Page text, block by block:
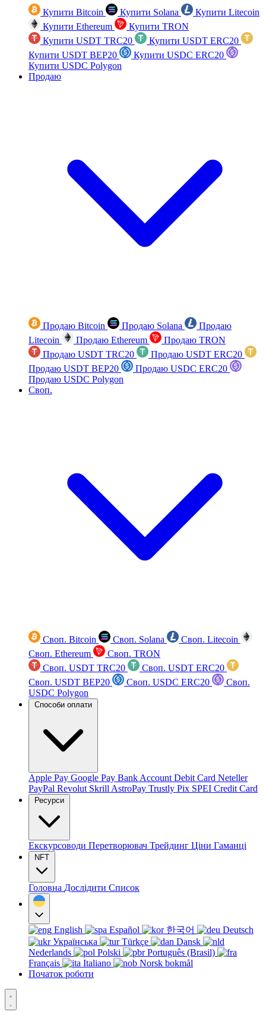
Купити Bitcoin Купити Solana
Купити Litecoin
Купити Ethereum
Купити TRON
Купити USDT TRC20
Купити USDT ERC20
Купити USDT BEP20
Купити USDC ERC20
Купити USDC Polygon
Продаю
Продаю Bitcoin Продаю Solana
Продаю
Litecoin
Продаю Ethereum
Продаю TRON
Продаю USDT TRC20
Продаю USDT ERC20
Продаю USDT BEP20
Продаю USDC ERC20
Продаю USDC Polygon
Своп.
Своп. Bitcoin Своп. Solana
Своп. Litecoin
Своп. Ethereum
Своп. TRON
Своп. USDT TRC20
Своп. USDT ERC20
Своп. USDT BEP20
Своп. USDC ERC20
Своп.
USDC Polygon
Способи оплати
Apple Pay Google Pay Bank Account Debit Card Neteller
PayPal Revolut Skrill AstroPay Trustly Pix SPEI Credit Card
Ресурси
Екскурсоводи Перетворювач Трейдинг Ціни Гаманці
NFT
Головна Дослідити Список
English Español 한국어
Deutsch
Українська
Türkçe
Dansk
Nederlands
Polski
Português (Brasil)
Français
Italiano
Norsk bokmål
Початок роботи